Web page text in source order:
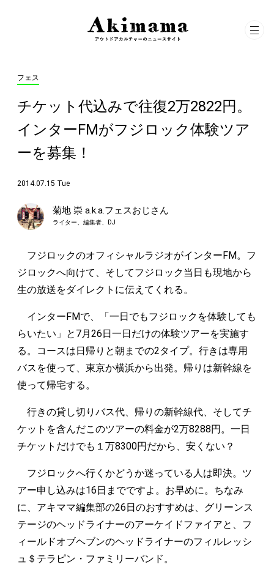
フェス
チケット代込みで往復2万2822円。
インターFMがフジロック体験ツア
ーを募集！
2014.07.15 Tue
菊地 崇 a.k.a.フェスおじさん
ライター、編集者、DJ
フジロックのオフィシャルラジオがインターFM。フ
ジロックへ向けて、そしてフジロック当日も現地から
生の放送をダイレクトに伝えてくれる。
インターFMで、「一日でもフジロックを体験しても
らいたい」と7月26日一日だけの体験ツアーを実施す
る。コースは日帰りと朝までの2タイプ。行きは専用
バスを使って、東京か横浜から出発。帰りは新幹線を
使って帰宅する。
行きの貸し切りバス代、帰りの新幹線代、そしてチ
ケットを含んだこのツアーの料金が2万8288円。一日
チケットだけでも１万8300円だから、安くない？
フジロックへ行くかどうか迷っている人は即決。ツ
アー申し込みは16日までですよ。お早めに。ちなみ
に、アキママ編集部の26日のおすすめは、グリーンス
テージのヘッドライナーのアーケイドファイアと、フ
ィールドオブヘブンのヘッドライナーのフィルレッシ
ュ＄テラピン・ファミリーバンド。